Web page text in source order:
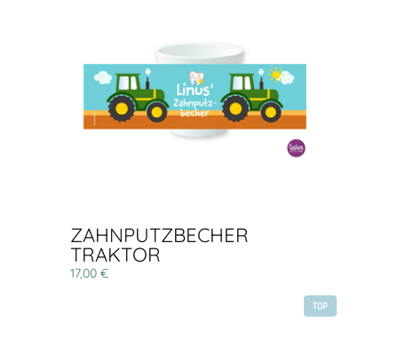
ZAHNPUTZBECHER
TRAKTOR
17,00 €
TOP